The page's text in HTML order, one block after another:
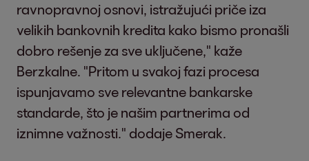
ravnopravnoj osnovi, istražujući priče iza
velikih bankovnih kredita kako bismo pronašli
dobro rešenje za sve uključene," kaže
Berzkalne. "Pritom u svakoj fazi procesa
ispunjavamo sve relevantne bankarske
standarde, što je našim partnerima od
iznimne važnosti." dodaje Smerak.